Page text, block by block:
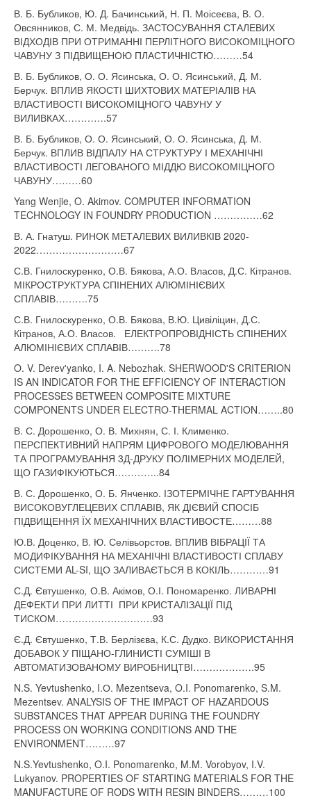
В. Б. Бубликов, Ю. Д. Бачинський, Н. П. Моісеєва, В. О.
Овсянников, С. М. Медвідь. ЗАСТОСУВАННЯ СТАЛЕВИХ
ВІДХОДІВ ПРИ ОТРИМАННІ ПЕРЛІТНОГО ВИСОКОМІЦНОГО
ЧАВУНУ З ПІДВИЩЕНОЮ ПЛАСТИЧНІСТЮ………54
В. Б. Бубликов, О. О. Ясинська, О. О. Ясинський, Д. М.
Берчук. ВПЛИВ ЯКОСТІ ШИХТОВИХ МАТЕРІАЛІВ НА
ВЛАСТИВОСТІ ВИСОКОМІЦНОГО ЧАВУНУ У
ВИЛИВКАХ………….57
В. Б. Бубликов, О. О. Ясинський, О. О. Ясинська, Д. М.
Берчук. ВПЛИВ ВІДПАЛУ НА СТРУКТУРУ І МЕХАНІЧНІ
ВЛАСТИВОСТІ ЛЕГОВАНОГО МІДДЮ ВИСОКОМІЦНОГО
ЧАВУНУ………60
Yang Wenjie, O. Akimov. COMPUTER INFORMATION
TECHNOLOGY IN FOUNDRY PRODUCTION ……………62
В. А. Гнатуш. РИНОК МЕТАЛЕВИХ ВИЛИВКІВ 2020-
2022………………………67
С.В. Гнилоскуренко, О.В. Бякова, А.О. Власов, Д.С. Кітранов.
МІКРОСТРУКТУРА СПІНЕНИХ АЛЮМІНІЄВИХ
СПЛАВІВ……….75
С.В. Гнилоскуренко, О.В. Бякова, В.Ю. Цивіліцин, Д.С.
Кітранов, А.О. Власов. ЕЛЕКТРОПРОВІДНІСТЬ СПІНЕНИХ
АЛЮМІНІЄВИХ СПЛАВІВ……….78
O. V. Derev'yanko, I. A. Nebozhak. SHERWOOD'S CRITERION
IS AN INDICATOR FOR THE EFFICIENCY OF INTERACTION
PROCESSES BETWEEN COMPOSITE MIXTURE
COMPONENTS UNDER ELECTRO-THERMAL ACTION……..80
В. С. Дорошенко, О. В. Михнян, С. І. Клименко.
ПЕРСПЕКТИВНИЙ НАПРЯМ ЦИФРОВОГО МОДЕЛЮВАННЯ
ТА ПРОГРАМУВАННЯ 3Д-ДРУКУ ПОЛІМЕРНИХ МОДЕЛЕЙ,
ЩО ГАЗИФІКУЮТЬСЯ…………..84
В. С. Дорошенко, О. Б. Янченко. ІЗОТЕРМІЧНЕ ГАРТУВАННЯ
ВИСОКОВУГЛЕЦЕВИХ СПЛАВІВ, ЯК ДІЄВИЙ СПОСІБ
ПІДВИЩЕННЯ ЇХ МЕХАНІЧНИХ ВЛАСТИВОСТЕ………88
Ю.В. Доценко, В. Ю. Селівьорстов. ВПЛИВ ВІБРАЦІЇ ТА
МОДИФІКУВАННЯ НА МЕХАНІЧНІ ВЛАСТИВОСТІ СПЛАВУ
СИСТЕМИ AL-SI, ЩО ЗАЛИВАЄТЬСЯ В КОКІЛЬ…………91
С.Д. Євтушенко, О.В. Акімов, О.І. Пономаренко. ЛИВАРНІ
ДЕФЕКТИ ПРИ ЛИТТІ ПРИ КРИСТАЛІЗАЦІЇ ПІД
ТИСКОМ…………………………93
Є.Д. Євтушенко, Т.В. Берлізєва, К.С. Дудко. ВИКОРИСТАННЯ
ДОБАВОК У ПІЩАНО-ГЛИНИСТІ СУМІШІ В
АВТОМАТИЗОВАНОМУ ВИРОБНИЦТВІ……………….95
N.S. Yevtushenko, I.О. Mezentseva, O.I. Ponomarenko, S.M.
Mezentsev. ANALYSIS OF THE IMPACT OF HAZARDOUS
SUBSTANCES THAT APPEAR DURING THE FOUNDRY
PROCESS ON WORKING CONDITIONS AND THE
ENVIRONMENT………97
N.S.Yevtushenko, O.I. Ponomarenko, M.M. Vorobyov, I.V.
Lukyanov. PROPERTIES OF STARTING MATERIALS FOR THE
MANUFACTURE OF RODS WITH RESIN BINDERS………100